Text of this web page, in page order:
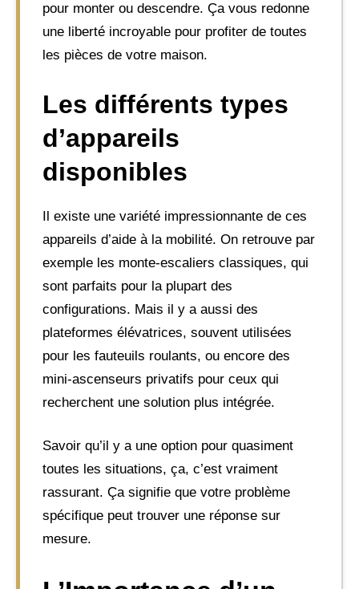
pour monter ou descendre. Ça vous redonne
une liberté incroyable pour profiter de toutes
les pièces de votre maison.
Les différents types
d’appareils
disponibles
Il existe une variété impressionnante de ces
appareils d’aide à la mobilité. On retrouve par
exemple les monte-escaliers classiques, qui
sont parfaits pour la plupart des
configurations. Mais il y a aussi des
plateformes élévatrices, souvent utilisées
pour les fauteuils roulants, ou encore des
mini-ascenseurs privatifs pour ceux qui
recherchent une solution plus intégrée.
Savoir qu’il y a une option pour quasiment
toutes les situations, ça, c’est vraiment
rassurant. Ça signifie que votre problème
spécifique peut trouver une réponse sur
mesure.